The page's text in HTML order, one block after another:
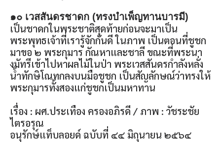
๑๐ เวสสันดรชาดก (ทรงบำเพ็ญทานบารมี)
เป็นชาดกในพระชาติสุดท้ายก่อนจะมาเป็น
พระพุทธเจ้าที่เรารู้จักกันดี ในภาพ เป็นตอนที่ชูชก
มาขอ ๒ พระกุมาร กัณหาและชาลี ขณะที่พระนา
งมัทรีเข้าไปหาผลไม้ในป่า พระเวสสันดรกำลังหลั่ง
น้ำทักษิโณทกลงบนมือชูชก เป็นสัญลักษณ์ว่าทรงให้
พระกุมารทั้งสองแก่ชูชกเป็นมหาทาน
เรื่อง : ผศ.ประเทือง ครองอภิรดี / ภาพ : วัชระชัย
ไตรอรุณ
อนุรักษ์แท็บลอยด์ ฉบับที่ ๔๔ มิถุนายน ๒๕๖๔